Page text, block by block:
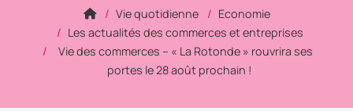
Vie quotidienne
Economie
Les actualités des commerces et entreprises
Vie des commerces – « La Rotonde » rouvrira ses
portes le 28 août prochain !